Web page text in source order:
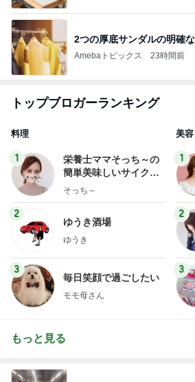
2つの厚底サンダルの明確
Amebaトピックス 23時間前
トップブロガーランキング
料理
1
栄養士ママそっち～の
簡単美味しいサイクル
献立
そっち～
2
ゆうき酒場
ゆうき
3
毎日笑顔で過ごしたい
モモ母さん
美容
1
2
3
もっと見る